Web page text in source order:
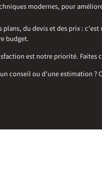
modernes, pour
plans, du devis et des prix :
budget.
est notre priorité. Faites
conseil ou d’une estimation